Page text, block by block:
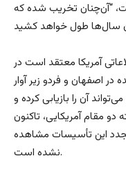
“آن‌چنان تخریب شده که
آمریکا معتقد است در
در اصفهان و فردو زیر آوار
آن را بازیابی کرده و
دو مقام آمریکایی، تاکنون
این تأسیسات مشاهده
نشده است.